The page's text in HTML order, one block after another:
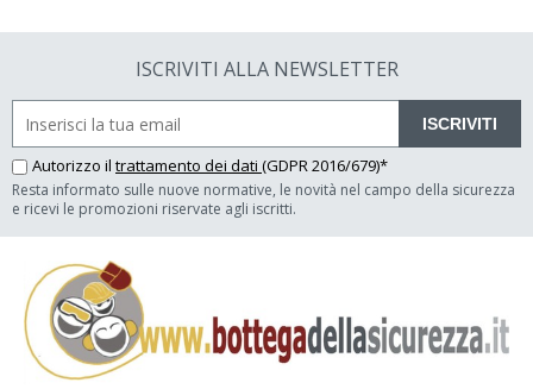
ISCRIVITI ALLA NEWSLETTER
ISCRIVITI
Autorizzo il trattamento dei dati (GDPR 2016/679)*
Resta informato sulle nuove normative, le novità nel campo della sicurezza
e ricevi le promozioni riservate agli iscritti.